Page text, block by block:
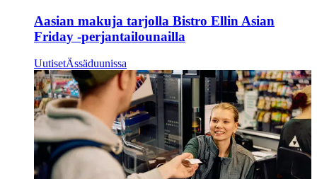
Aasian makuja tarjolla Bistro Ellin Asian
Friday -perjantailounailla
UutisetÄssäduunissa